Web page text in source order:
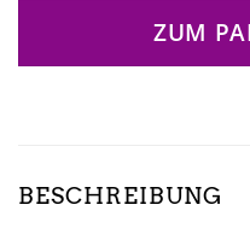
ZUM
BESCHREIBUNG